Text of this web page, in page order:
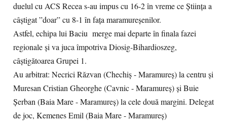
duelul cu ACS Recea s-au impus cu 16-2 în vreme ce Știința a
câștigat ”doar” cu 8-1 în fața maramureșenilor.
Astfel, echipa lui Baciu merge mai departe în finala fazei
regionale şi va juca împotriva Diosig-Bihardioszeg,
câştigătoarea Grupei 1.
Au arbitrat: Necrici Răzvan (Chechiş - Maramureş) la centru și
Muresan Cristian Gheorghe (Cavnic - Maramureş) și Buie
Șerban (Baia Mare - Maramureş) la cele două margini. Delegat
de joc, Kemenes Emil (Baia Mare - Maramureş)